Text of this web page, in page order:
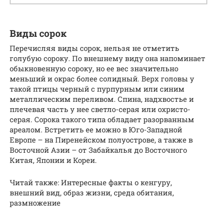
Виды сорок
Перечисляя виды сорок, нельзя не отметить
голубую сороку. По внешнему виду она напоминает
обыкновенную сороку, но ее вес значительно
меньший и окрас более солидный. Верх головы у
такой птицы черный с пурпурным или синим
металлическим переливом. Спина, надхвостье и
плечевая часть у нее светло-серая или охристо-
серая. Сорока такого типа обладает разорванным
ареалом. Встретить ее можно в Юго-Западной
Европе – на Пиренейском полуострове, а также в
Восточной Азии – от Забайкалья до Восточного
Китая, Японии и Кореи.
Читай также: Интересные факты о кенгуру,
внешний вид, образ жизни, среда обитания,
размножение